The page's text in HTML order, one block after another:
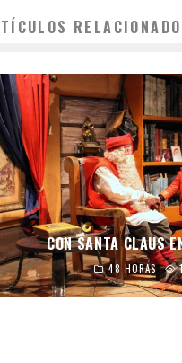
CON SANTA CLAUS
48 HORAS